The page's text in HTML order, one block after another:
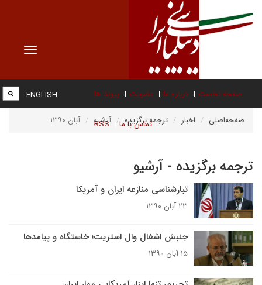
Toggle
صفحه نخست درباره ما عضویت پیوند ها
تماس با ما RSS
ENGLISH
صفحه‌اصلی اخبار ترجمه برگزیده آرشیو آبان ۱۳۹۰
ترجمه برگزیده - آرشیو
تبارشناسی منازعه ایران و آمریکا
۲۳ آبان ۱۳۹۰
جنبش اشغال وال استریت؛‌ خاستگاه و پیامدها
۱۵ آبان ۱۳۹۰